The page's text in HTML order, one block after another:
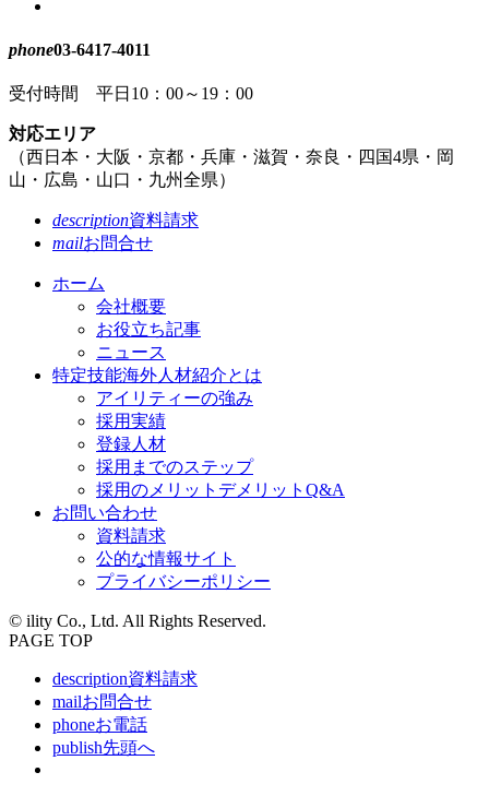
phone03-6417-4011
受付時間 平日10：00～19：00
対応エリア
（西日本・ 大阪・ 京都・ 兵庫・ 滋賀・ 奈良・ 四国4県・ 岡
山・ 広島・ 山口・ 九州全県）
description資料請求
mailお問合せ
ホーム
会社概要
お役立ち記事
ニュース
特定技能海外人材紹介とは
アイリティーの強み
採用実績
登録人材
採用までのステップ
採用のメリットデメリットQ&A
お問い合わせ
資料請求
公的な情報サイト
プライバシーポリシー
© ility Co., Ltd. All Rights Reserved.
PAGE TOP
description資料請求
mailお問合せ
phoneお電話
publish先頭へ